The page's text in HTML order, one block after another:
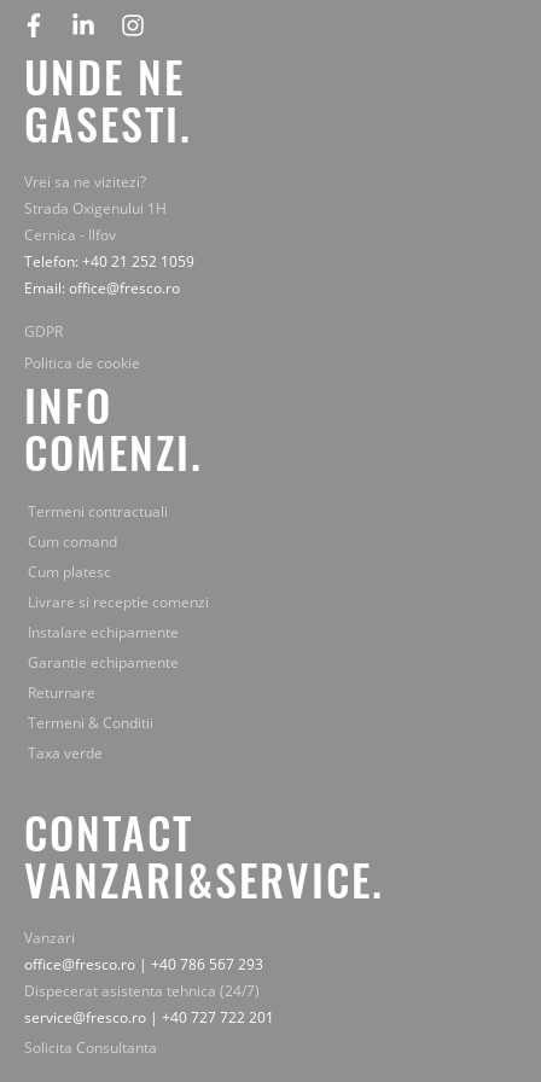
facebook
linkedininstagram
UNDE NE
GASESTI.
Vrei sa ne vizitezi?
Strada Oxigenului 1H
Cernica - Ilfov
Telefon: +40 21 252 1059
Email: office@fresco.ro
GDPR
Politica de cookie
INFO
COMENZI.
Termeni contractuali
Cum comand
Cum platesc
Livrare si receptie comenzi
Instalare echipamente
Garantie echipamente
Returnare
Termeni & Conditii
Taxa verde
CONTACT
VANZARI&SERVICE.
Vanzari
office@fresco.ro | +40 786 567 293
Dispecerat asistenta tehnica (24/7)
service@fresco.ro | +40 727 722 201
Solicita Consultanta